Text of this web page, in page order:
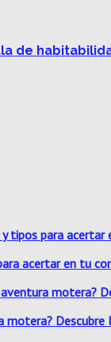
de
acertar en tu
motera?